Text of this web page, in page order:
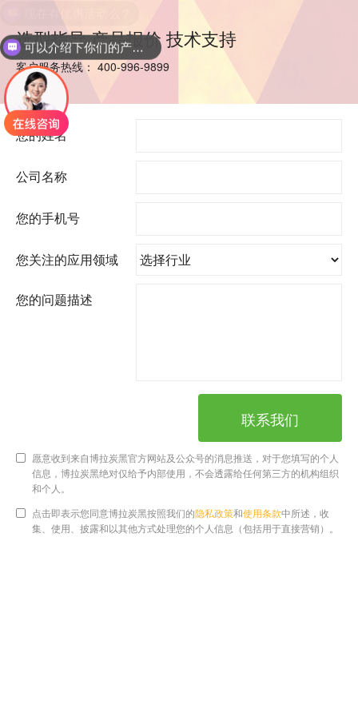
选型指导 产品报价 技术支持
客户服务热线： 400-996-9899
您的姓名
公司名称
您的手机号
您关注的应用领域
您的问题描述
联系我们
愿意收到来自博拉炭黑官方网站及公众号的消息推送，对于您填写的个人
信息，博拉炭黑绝对仅给予内部使用，不会透露给任何第三方的机构组织
和个人。
点击即表示您同意博拉炭黑按照我们的隐私政策和使用条款中所述，收
集、使用、披露和以其他方式处理您的个人信息（包括用于直接营销）。
可以介绍下你们的产品么？